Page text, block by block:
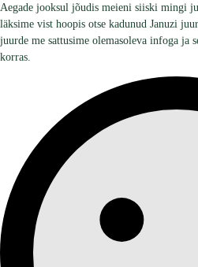
Aegade jooksul jõudis meieni siiski mingi
läksime vist hoopis otse kadunud Januzi
juurde me sattusime olemasoleva infoga ja
korras.